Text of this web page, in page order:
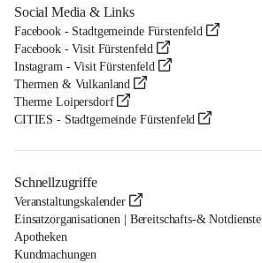
Social Media & Links
Facebook - Stadtgemeinde Fürstenfeld
Facebook - Visit Fürstenfeld
Instagram - Visit Fürstenfeld
Thermen & Vulkanland
Therme Loipersdorf
CITIES - Stadtgemeinde Fürstenfeld
Schnellzugriffe
Veranstaltungskalender
Einsatzorganisationen | Bereitschafts-& Notdienste
Apotheken
Kundmachungen